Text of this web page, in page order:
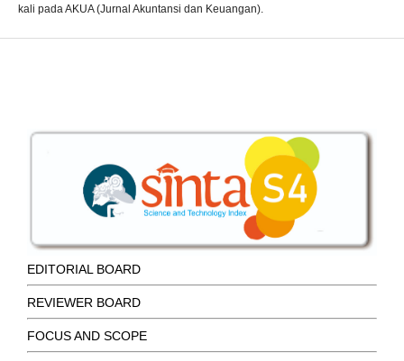
kali pada AKUA (Jurnal Akuntansi dan Keuangan).
EDITORIAL BOARD
REVIEWER BOARD
FOCUS AND SCOPE